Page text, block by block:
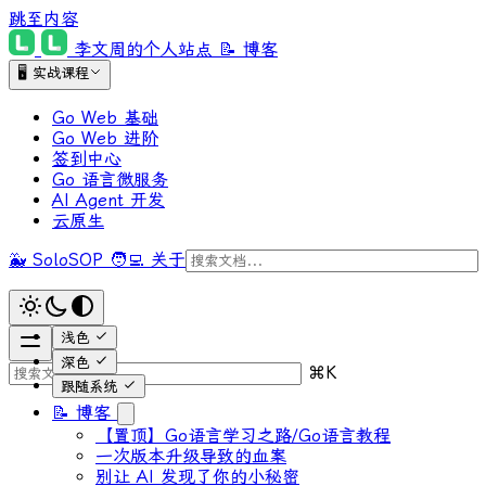
跳至内容
李文周的个人站点 📝 博客
🖥 实战课程
Go Web 基础
Go Web 进阶
签到中心
Go 语言微服务
AI Agent 开发
云原生
🐳 SoloSOP 🧑‍💻 关于
浅色
深色
跟随系统
⌘K
📝 博客
【置顶】Go语言学习之路/Go语言教程
一次版本升级导致的血案
别让 AI 发现了你的小秘密